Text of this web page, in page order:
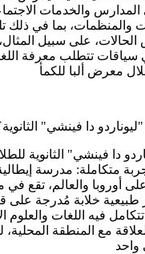
والخدمات
والمنظمات، بما في ذلك
على سبيل
سياقات تتطلب معرفة
دا فينشي"
دا فينشي" الثانوية
متكاملة: مدرسة
على أوروبا والعالم، تقع
خلابة مُدرجة على
فيه اللغات والعلوم
مع المنطقة